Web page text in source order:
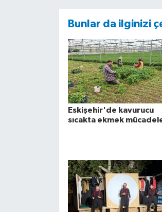
Bunlar da ilginizi
Eskişehir'de kavurucu
sıcakta ekmek